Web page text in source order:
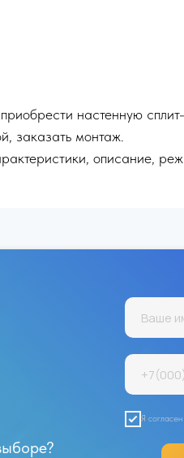
настенную
заказать монтаж.
описание,
Я